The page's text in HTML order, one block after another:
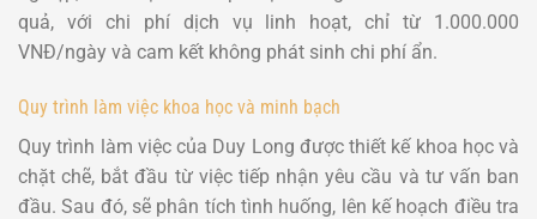
quả, với chi phí dịch vụ linh hoạt, chỉ từ 1.000.000
VNĐ/ngày và cam kết không phát sinh chi phí ẩn.
Quy trình làm việc khoa học và minh bạch
Quy trình làm việc của Duy Long được thiết kế khoa học và
chặt chẽ, bắt đầu từ việc tiếp nhận yêu cầu và tư vấn ban
đầu. Sau đó, sẽ phân tích tình huống, lên kế hoạch điều tra